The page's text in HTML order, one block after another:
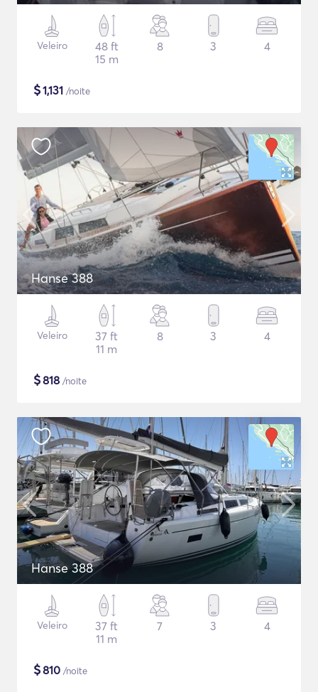
Veleiro
48 ft
15 m
8 3 4
$1,131 /noite
Hanse 388
Veleiro
37 ft
11 m
8 3 4
$818 /noite
Hanse 388
Veleiro
37 ft
11 m
7 3 4
$810 /noite